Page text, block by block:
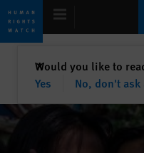
Skip
to
cookie
privacy
Skip
to
main
content
Всемирный
Would you like to
Yes
No, don't ask
✕закрыть